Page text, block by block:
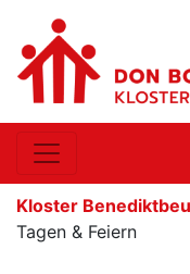
Kloster
Tagen & Feiern